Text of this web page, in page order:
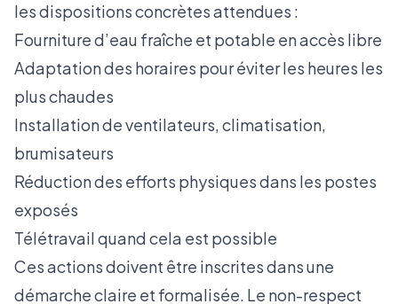
les dispositions concrètes attendues :
Fourniture d’eau fraîche et potable en accès libre
Adaptation des horaires pour éviter les heures les
plus chaudes
Installation de ventilateurs, climatisation,
brumisateurs
Réduction des efforts physiques dans les postes
exposés
Télétravail quand cela est possible
Ces actions doivent être inscrites dans une
démarche claire et formalisée. Le non-respect